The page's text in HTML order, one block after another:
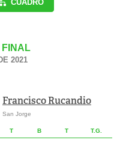
CUADRO
FINAL
2021
Francisco Rucandio
San Jorge
T B T T.G.